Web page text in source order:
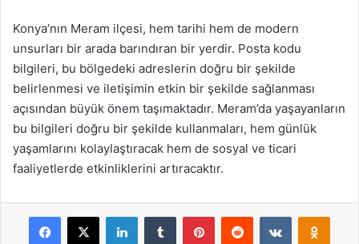
Konya’nın Meram ilçesi, hem tarihi hem de modern
unsurları bir arada barındıran bir yerdir. Posta kodu
bilgileri, bu bölgedeki adreslerin doğru bir şekilde
belirlenmesi ve iletişimin etkin bir şekilde sağlanması
açısından büyük önem taşımaktadır. Meram’da yaşayanların
bu bilgileri doğru bir şekilde kullanmaları, hem günlük
yaşamlarını kolaylaştıracak hem de sosyal ve ticari
faaliyetlerde etkinliklerini artıracaktır.
Facebook
X LinkedInTumblr PinterestReddit VKontakte